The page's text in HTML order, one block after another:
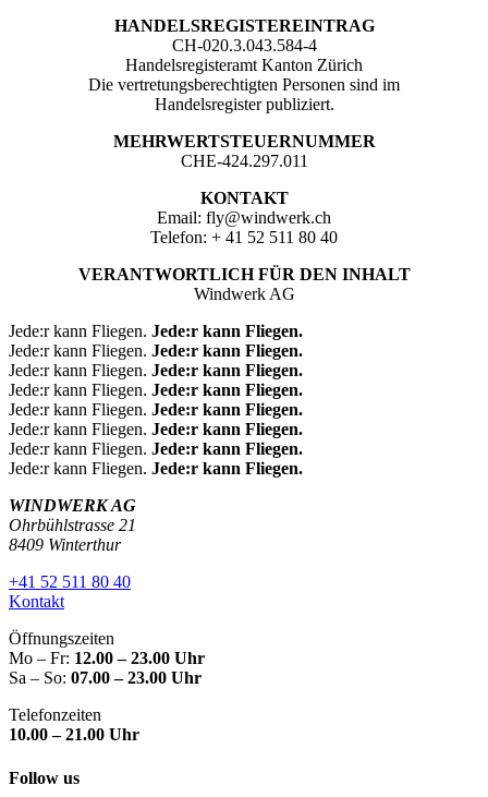
HANDELSREGISTEREINTRAG
CH-020.3.043.584-4
Handelsregisteramt Kanton Zürich
Die vertretungsberechtigten Personen sind im
Handelsregister publiziert.
MEHRWERTSTEUERNUMMER
CHE-424.297.011
KONTAKT
Email: fly@windwerk.ch
Telefon: + 41 52 511 80 40
VERANTWORTLICH FÜR DEN INHALT
Windwerk AG
Jede:r kann Fliegen. Jede:r kann Fliegen.
Jede:r kann Fliegen. Jede:r kann Fliegen.
Jede:r kann Fliegen. Jede:r kann Fliegen.
Jede:r kann Fliegen. Jede:r kann Fliegen.
Jede:r kann Fliegen. Jede:r kann Fliegen.
Jede:r kann Fliegen. Jede:r kann Fliegen.
Jede:r kann Fliegen. Jede:r kann Fliegen.
Jede:r kann Fliegen. Jede:r kann Fliegen.
WINDWERK AG
Ohrbühlstrasse 21
8409 Winterthur
+41 52 511 80 40
Kontakt
Öffnungszeiten
Mo – Fr: 12.00 – 23.00 Uhr
Sa – So: 07.00 – 23.00 Uhr
Telefonzeiten
10.00 – 21.00 Uhr
Follow us